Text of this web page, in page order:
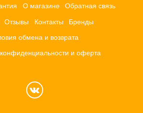
О магазине Обратная связь
Отзывы Контакты Бренды
обмена и возврата
и оферта